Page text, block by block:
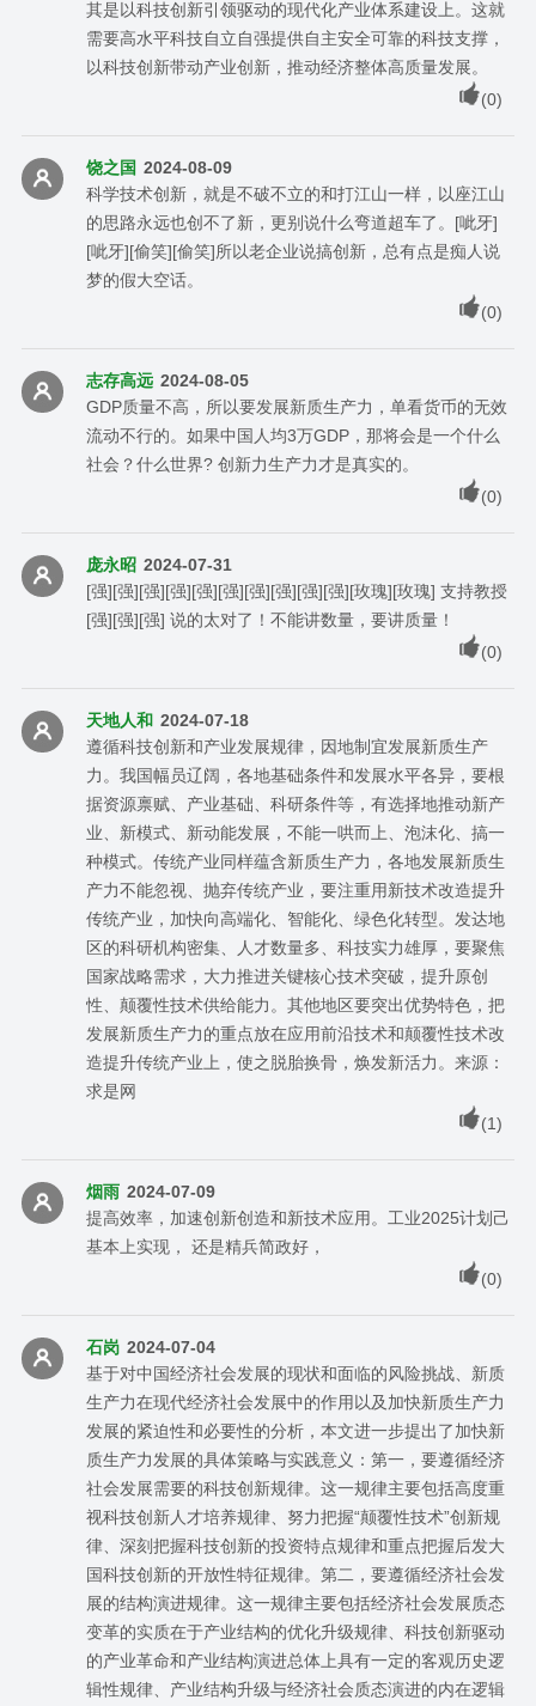
其是以科技创新引领驱动的现代化产业体系建设上。这就
需要高水平科技自立自强提供自主安全可靠的科技支撑，
以科技创新带动产业创新，推动经济整体高质量发展。
(0)
饶之国 2024-08-09
科学技术创新，就是不破不立的和打江山一样，以座江山
的思路永远也创不了新，更别说什么弯道超车了。[呲牙]
[呲牙][偷笑][偷笑]所以老企业说搞创新，总有点是痴人说
梦的假大空话。
(0)
志存高远 2024-08-05
GDP质量不高，所以要发展新质生产力，单看货币的无效
流动不行的。如果中国人均3万GDP，那将会是一个什么
社会？什么世界? 创新力生产力才是真实的。
(0)
庞永昭 2024-07-31
[强][强][强][强][强][强][强][强][强][强][玫瑰][玫瑰] 支持教授
[强][强][强] 说的太对了！不能讲数量，要讲质量！
(0)
天地人和 2024-07-18
遵循科技创新和产业发展规律，因地制宜发展新质生产
力。我国幅员辽阔，各地基础条件和发展水平各异，要根
据资源禀赋、产业基础、科研条件等，有选择地推动新产
业、新模式、新动能发展，不能一哄而上、泡沫化、搞一
种模式。传统产业同样蕴含新质生产力，各地发展新质生
产力不能忽视、抛弃传统产业，要注重用新技术改造提升
传统产业，加快向高端化、智能化、绿色化转型。发达地
区的科研机构密集、人才数量多、科技实力雄厚，要聚焦
国家战略需求，大力推进关键核心技术突破，提升原创
性、颠覆性技术供给能力。其他地区要突出优势特色，把
发展新质生产力的重点放在应用前沿技术和颠覆性技术改
造提升传统产业上，使之脱胎换骨，焕发新活力。来源：
求是网
(1)
烟雨 2024-07-09
提高效率，加速创新创造和新技术应用。工业2025计划己
基本上实现， 还是精兵简政好，
(0)
石岗 2024-07-04
基于对中国经济社会发展的现状和面临的风险挑战、新质
生产力在现代经济社会发展中的作用以及加快新质生产力
发展的紧迫性和必要性的分析，本文进一步提出了加快新
质生产力发展的具体策略与实践意义：第一，要遵循经济
社会发展需要的科技创新规律。这一规律主要包括高度重
视科技创新人才培养规律、努力把握“颠覆性技术”创新规
律、深刻把握科技创新的投资特点规律和重点把握后发大
国科技创新的开放性特征规律。第二，要遵循经济社会发
展的结构演进规律。这一规律主要包括经济社会发展质态
变革的实质在于产业结构的优化升级规律、科技创新驱动
的产业革命和产业结构演进总体上具有一定的客观历史逻
辑性规律、产业结构升级与经济社会质态演进的内在逻辑